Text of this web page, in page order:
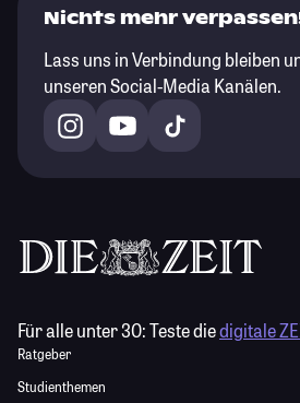
Nichts mehr
Lass uns in Verbindung bleiben
unseren Social-Media Kanälen.
Für alle unter 30:Teste diedigitale
Ratgeber
Studienthemen